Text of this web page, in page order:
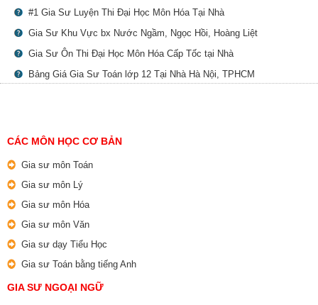
#1 Gia Sư Luyện Thi Đại Học Môn Hóa Tại Nhà
Gia Sư Khu Vực bx Nước Ngầm, Ngọc Hồi, Hoàng Liệt
Gia Sư Ôn Thi Đại Học Môn Hóa Cấp Tốc tại Nhà
Bảng Giá Gia Sư Toán lớp 12 Tại Nhà Hà Nội, TPHCM
CÁC MÔN HỌC CƠ BẢN
Gia sư môn Toán
Gia sư môn Lý
Gia sư môn Hóa
Gia sư môn Văn
Gia sư dạy Tiểu Học
Gia sư Toán bằng tiếng Anh
GIA SƯ NGOẠI NGỮ